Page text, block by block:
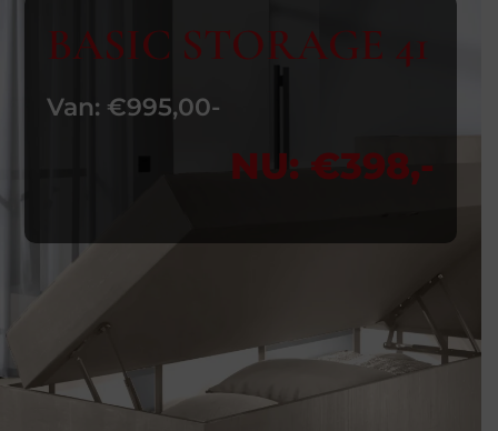
BASIC STORAGE 41
Van: €995,00-
NU: €398,-